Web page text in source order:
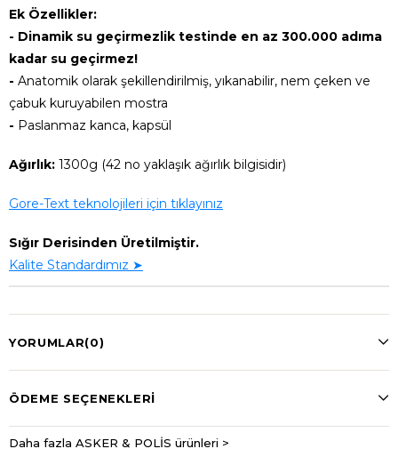
Ek Özellikler:
- Dinamik su geçirmezlik testinde en az 300.000 adıma
kadar su geçirmez!
- Anatomik olarak şekillendirilmiş, yıkanabilir, nem çeken ve
çabuk kuruyabilen mostra
- Paslanmaz kanca, kapsül
Ağırlık: 1300g (42 no yaklaşık ağırlık bilgisidir)
Gore-Text teknolojileri için tıklayınız
Sığır Derisinden Üretilmiştir.
Kalite Standardımız ➤
YORUMLAR(0)
ÖDEME SEÇENEKLERI
Daha fazla ASKER & POLİS ürünleri >